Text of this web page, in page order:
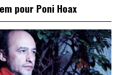
pour Poni Hoax